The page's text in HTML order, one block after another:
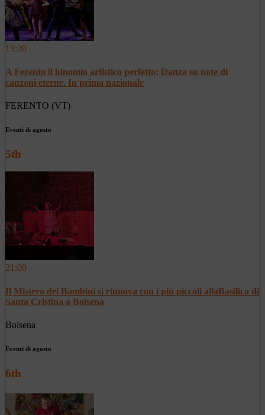
19:30
A Ferento il binomio artistico perfetto: Danza su note di
canzoni eterne. In prima nazionale
FERENTO (VT)
Eventi di agosto
5th
21:00
Il Mistero dei Bambini si rinnova con i più piccoli allaBasilica di
Santa Cristina a Bolsena
Bolsena
Eventi di agosto
6th